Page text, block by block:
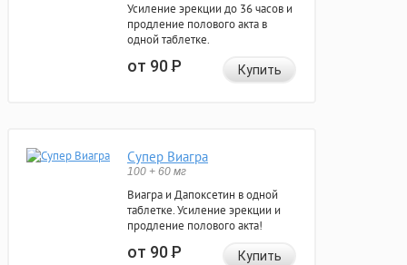
Усиление эрекции до 36 часов и
продление полового акта в
одной таблетке.
от 90Р Купить
Супер Виагра
100 + 60 мг
Виагра и Дапоксетин в одной
таблетке. Усиление эрекции и
продление полового акта!
от 90Р Купить